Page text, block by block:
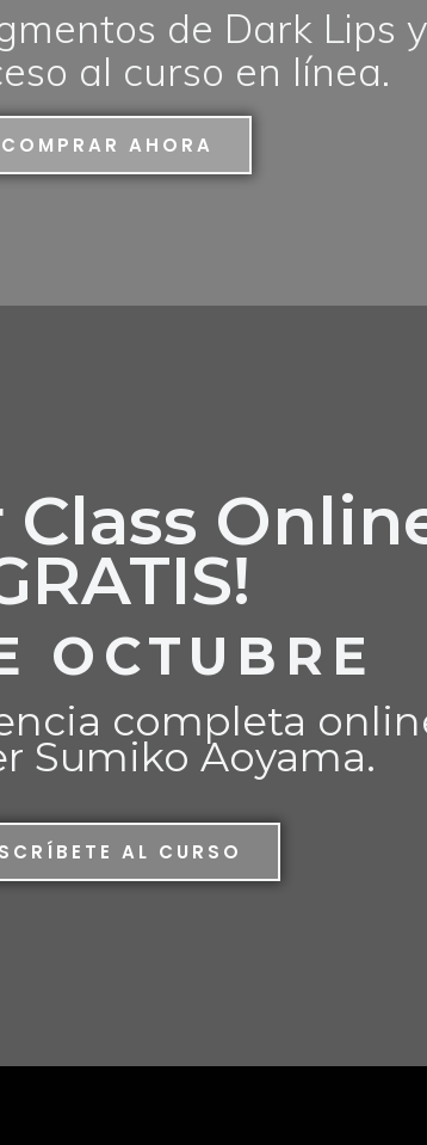
de Dark Lips
al curso en línea.
COMPRAR AHORA
Class
OCTUBRE
completa
Sumiko Aoyama.
AL CURSO